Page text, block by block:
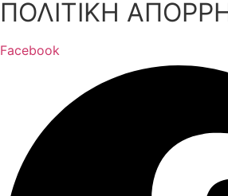
ΠΟΛΙΤΙΚΗ
Facebook